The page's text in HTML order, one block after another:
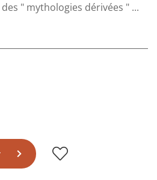
" mythologies dérivées " ...